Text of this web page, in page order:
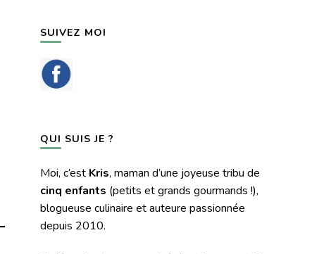
SUIVEZ MOI
QUI SUIS JE ?
Moi, c’est Kris, maman d’une joyeuse tribu de
cinq enfants (petits et grands gourmands !),
blogueuse culinaire et auteure passionnée
depuis 2010.